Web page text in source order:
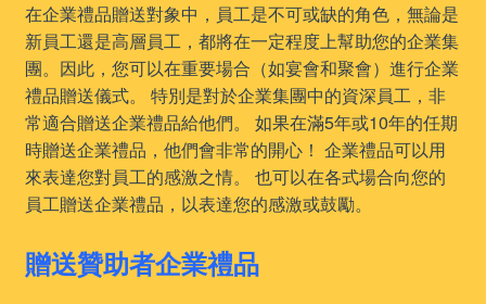
在企業禮品贈送對象中，員工是不可或缺的角色，無論是
新員工還是高層員工，都將在一定程度上幫助您的企業集
團。因此，您可以在重要場合（如宴會和聚會）進行企業
禮品贈送儀式。 特別是對於企業集團中的資深員工，非
常適合贈送企業禮品給他們。 如果在滿5年或10年的任期
時贈送企業禮品，他們會非常的開心！ 企業禮品可以用
來表達您對員工的感激之情。 也可以在各式場合向您的
員工贈送企業禮品，以表達您的感激或鼓勵。
贈送贊助者企業禮品